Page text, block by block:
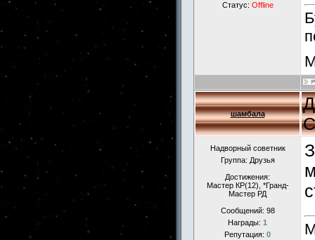
Статус: Offline
шамбала
Надворный советник
Группа: Друзья
Достижения:
Мастер КР(12), *Гранд-
Мастер РД
Сообщений: 98
Награды: 1
Репутация: 0